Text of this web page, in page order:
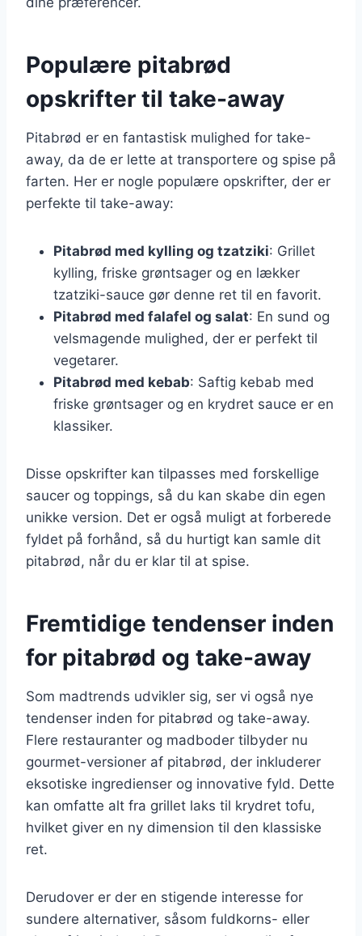
Populære pitabrød
opskrifter til take-away
Pitabrød er en fantastisk mulighed for take-
away, da de er lette at transportere og spise på
farten. Her er nogle populære opskrifter, der er
perfekte til take-away:
Pitabrød med kylling og tzatziki: Grillet
kylling, friske grøntsager og en lækker
tzatziki-sauce gør denne ret til en favorit.
Pitabrød med falafel og salat: En sund og
velsmagende mulighed, der er perfekt til
vegetarer.
Pitabrød med kebab: Saftig kebab med
friske grøntsager og en krydret sauce er en
klassiker.
Disse opskrifter kan tilpasses med forskellige
saucer og toppings, så du kan skabe din egen
unikke version. Det er også muligt at forberede
fyldet på forhånd, så du hurtigt kan samle dit
pitabrød, når du er klar til at spise.
Fremtidige tendenser inden
for pitabrød og take-away
Som madtrends udvikler sig, ser vi også nye
tendenser inden for pitabrød og take-away.
Flere restauranter og madboder tilbyder nu
gourmet-versioner af pitabrød, der inkluderer
eksotiske ingredienser og innovative fyld. Dette
kan omfatte alt fra grillet laks til krydret tofu,
hvilket giver en ny dimension til den klassiske
ret.
Derudover er der en stigende interesse for
sundere alternativer, såsom fuldkorns- eller